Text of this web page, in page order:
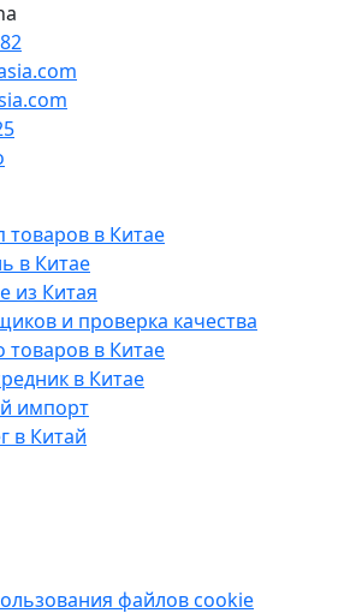
товаров в Китае
в Китае
из Китая
и проверка качества
товаров в Китае
в Китае
импорт
в Китай
файлов cookie